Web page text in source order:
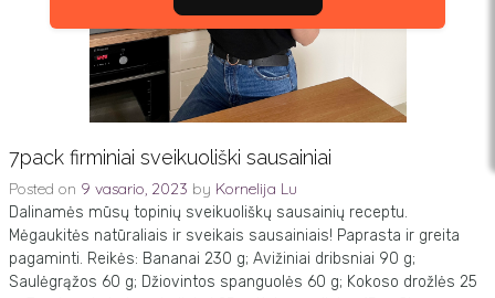
7pack firminiai sveikuoliški sausainiai
Posted on 9 vasario, 2023 by Kornelija Lu
Dalinamės mūsų topinių sveikuoliškų sausainių receptu.
Mėgaukitės natūraliais ir sveikais sausainiais! Paprasta ir greita
pagaminti. Reikės: Bananai 230 g; Avižiniai dribsniai 90 g;
Saulėgrąžos 60 g; Džiovintos spanguolės 60 g; Kokoso drožlės 25